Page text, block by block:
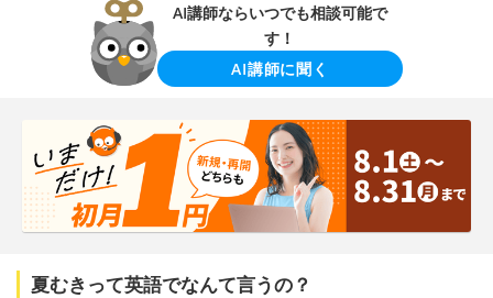
AI講師ならいつでも相談可能で
す！
AI講師に聞く
夏むきって英語でなんて言うの？